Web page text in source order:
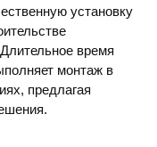
установку
время
монтаж в
предлагая